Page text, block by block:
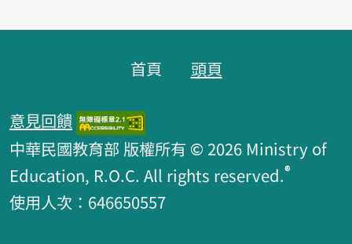
首頁 頭頁
意見回饋
中華民國教育部 版權所有 © 2026 Ministry of
Education, R.O.C. All rights reserved.®
使用人次：646650557